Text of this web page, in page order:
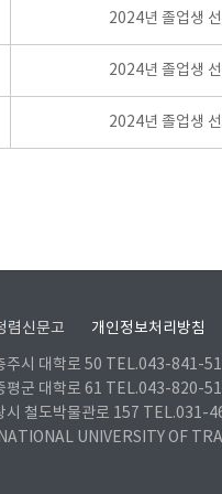
2024년 졸업생
2024년 졸업생
2024년 졸업생
렴신문고 개인정보처리방침
주시 대학로 50 TEL.043-841-
평군 대학로 61 TEL.043-820-
시 철도박물관로 157 TEL.031-
UNIVERSITY OF